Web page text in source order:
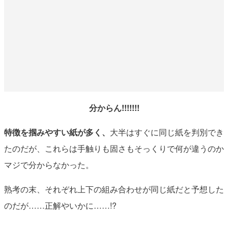
分からん!!!!!!!
特徴を掴みやすい紙が多く、 大半はすぐに同じ紙を判別でき
たのだが、これらは手触りも固さもそっくりで何が違うのか
マジで分からなかった。
熟考の末、それぞれ上下の組み合わせが同じ紙だと予想した
のだが……正解やいかに……!?